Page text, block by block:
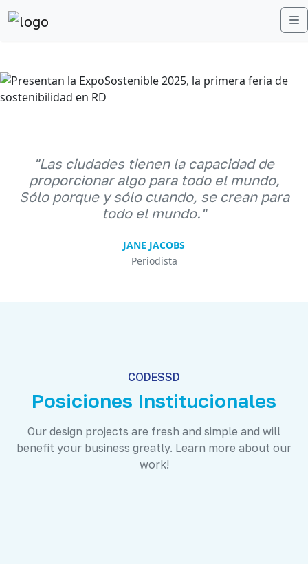
Anterior
"Las ciudades tienen la capacidad de
proporcionar algo para todo el mundo,
Sólo porque y sólo cuando, se crean para
todo el mundo."
JANE JACOBS
Periodista
CODESSD
Posiciones Institucionales
Our design projects are fresh and simple and will
benefit your business greatly. Learn more about our
work!